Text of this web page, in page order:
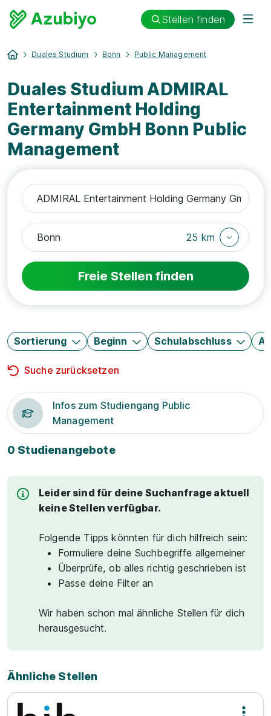
Stellen finden
Duales Studium Bonn Public Management
Duales Studium ADMIRAL
Entertainment Holding
Germany GmbH Bonn Public
Management
25 km
Freie Stellen finden
Sortierung Beginn Schulabschluss
Suche zurücksetzen
Infos zum Studiengang Public
Management
0 Studienangebote
Leider sind für deine Suchanfrage aktuell
keine Stellen verfügbar.
Folgende Tipps könnten für dich hilfreich sein:
Formuliere deine Suchbegriffe allgemeiner
Überprüfe, ob alles richtig geschrieben ist
Passe deine Filter an
Wir haben schon mal ähnliche Stellen für dich
herausgesucht.
Ähnliche Stellen